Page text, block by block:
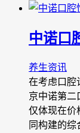
中诺口
养生资讯
在考虑口腔
京中诺第二
仅体现在价
同构建的